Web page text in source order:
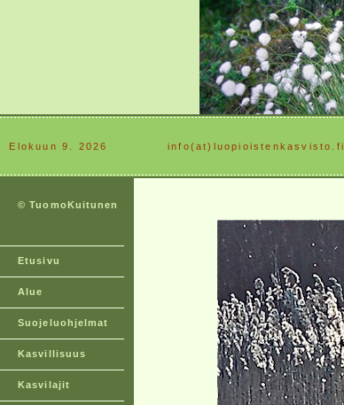
Elokuun 9. 2026 ............info(at)luopioistenkasvisto.fi
© TuomoKuitunen
Etusivu
Alue
Suojeluohjelmat
Kasvillisuus
Kasvilajit